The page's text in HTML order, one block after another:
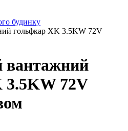
будинку
гольфкар XK 3.5KW 72V
вантажний
3.5KW 72V